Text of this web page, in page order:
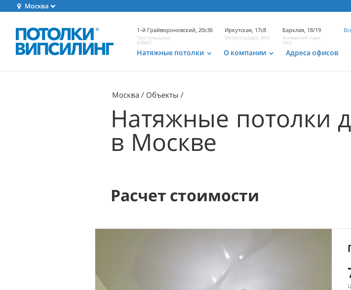
Москва
1-й Грайвороновский, 20с36
Текстильщики,
ЮВАО
Иркутская, 17с8
Метрогородок, ВАО
Барклая, 18/19
Филевский парк,
ЗАО
Натяжные потолки О компании Адреса офисов
Москва Объекты
Натяжные потолки
в Москве
Расчет стоимости